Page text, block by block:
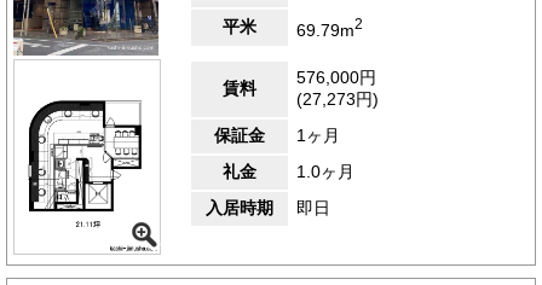
平米
69.79m2
賃料
576,000円
(27,273円)
保証金
1ヶ月
礼金
1.0ヶ月
入居時期
即日